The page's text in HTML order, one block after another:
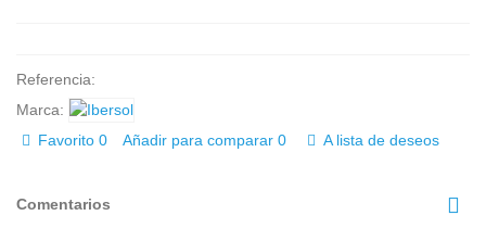
Referencia:
Marca:
Favorito 0 Añadir para comparar 0 A lista de deseos
Comentarios